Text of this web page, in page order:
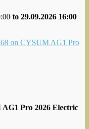
to 29.09.2026 16:00
on CYSUM AG1 Pro
Pro 2026 Electric